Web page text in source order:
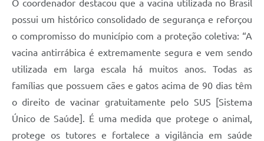
O coordenador destacou que a vacina utilizada no Brasil
possui um histórico consolidado de segurança e reforçou
o compromisso do município com a proteção coletiva: “A
vacina antirrábica é extremamente segura e vem sendo
utilizada em larga escala há muitos anos. Todas as
famílias que possuem cães e gatos acima de 90 dias têm
o direito de vacinar gratuitamente pelo SUS [Sistema
Único de Saúde]. É uma medida que protege o animal,
protege os tutores e fortalece a vigilância em saúde